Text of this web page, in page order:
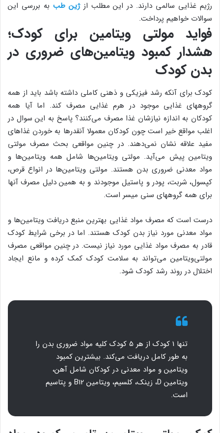
رژیم غذایی سالمی دارند. در این مطلب ازژین طب به بررسی این
سوالات خواهیم پرداخت.
فواید مولتی ویتامین برای کودک؛
هشدار کمبود ویتامین‌های ضروری در
بدن کودک
کودک برای آنکه رشد فیزیکی و ذهنی کاملی داشته باشد باید از همه
گروههای غذایی موجود در هرم غذایی مصرف کند. اما آیا همه
کودکان به اندازه نیازشان غذا مصرف می‌کنند؟ پاسخ به این سوال در
اغلب مواقع خیر است چون کودکان معمولا آنقدرها به خوردن غذاهای
مفید علاقه نشان نمی‌دهند. در چنین مواقعی بحث مصرف مولتی
ویتامین پیش می‌آید. مولتی ویتامین‌ها شامل همه ویتامین‌ها و
مواد معدنی ضروری بدن هستند. مولتی ویتامین‌ها در انواع قرص،
کپسول، شربت، پودر و پاستیل موجودند و به همین دلیل مصرف آنها
برای همه گروههای سنی میسر است.
درست است که مصرف مواد غذایی بهترین منبع دریافت ویتامین‌ها و
مواد معدنی مورد نیاز بدن کودک هستند. اما در برخی شرایط کودک
قادر به مصرف مواد غذایی مورد نیاز نیست. در چنین مواقعی مصرف
مولتی‌ویتامین می‌تواند به سلامت کودک کمک کرده و مانع ایجاد
اختلال در روند رشد کودک شود.
تنها 1 کودک از هر 5 کودک کلیه مواد ضروری بدن را
به طور کامل دریافت می‌کند. بیشترین کمبود
ویتامین و مواد معدنی در کودکان شامل آهن،
ویتامین D، زینک، کلسیم، ویتامین B12 و پتاسیم
است.